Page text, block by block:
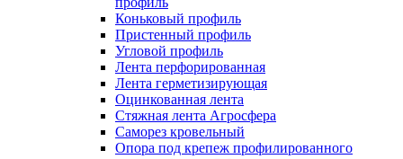
Коньковый профиль
Пристенный профиль
Угловой профиль
Лента перфорированная
Лента герметизирующая
Оцинкованная лента
Стяжная лента Агросфера
Саморез кровельный
Опора под крепеж профилированного